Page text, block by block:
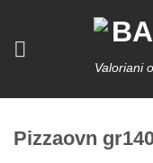
content
Valoriani
Pizzaovn